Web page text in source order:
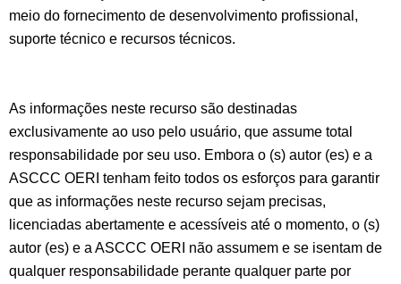
meio do fornecimento de desenvolvimento profissional,
suporte técnico e recursos técnicos.
As informações neste recurso são destinadas
exclusivamente ao uso pelo usuário, que assume total
responsabilidade por seu uso. Embora o (s) autor (es) e a
ASCCC OERI tenham feito todos os esforços para garantir
que as informações neste recurso sejam precisas,
licenciadas abertamente e acessíveis até o momento, o (s)
autor (es) e a ASCCC OERI não assumem e se isentam de
qualquer responsabilidade perante qualquer parte por